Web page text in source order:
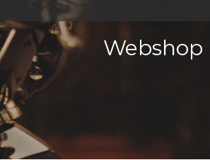
Webshop